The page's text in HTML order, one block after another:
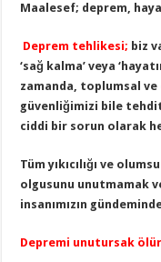
Maalesef; deprem,
Deprem tehlikesi; biz
‘sağ kalma’ veya
zamanda, toplumsal ve
güvenliğimizi bile
ciddi bir sorun olarak
Tüm yıkıcılığı ve
olgusunu unutmamak
insanımızın
Depremi unutursak